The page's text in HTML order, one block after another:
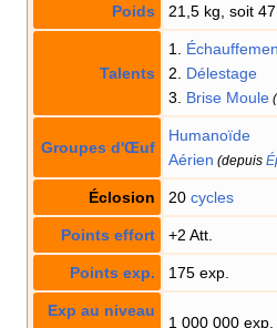
Poids 21,5 kg, soit
Talents
1.
2. Délestage
3. Brise Moule (
Groupes d'Œuf
Humanoïde
Aérien (depuis
Éclosion 20 cycles
Points effort +2 Att.
Points exp. 175 exp.
Exp au niveau
1 000 000 exp.